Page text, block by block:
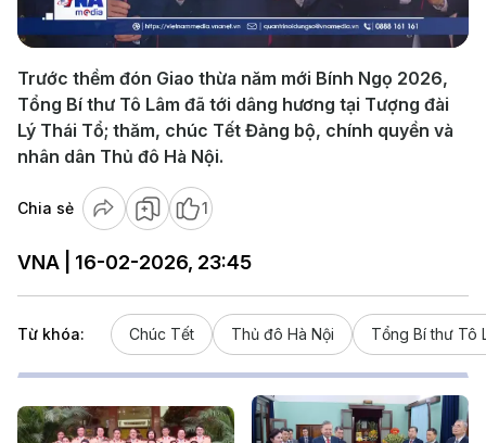
Video
Trước thềm đón Giao thừa năm mới Bính Ngọ 2026,
Tổng Bí thư Tô Lâm đã tới dâng hương tại Tượng đài
Lý Thái Tổ; thăm, chúc Tết Đảng bộ, chính quyền và
nhân dân Thủ đô Hà Nội.
Chia sẻ 1
VNA | 16-02-2026, 23:45
Từ khóa: Chúc Tết Thủ đô Hà Nội Tổng Bí thư Tô